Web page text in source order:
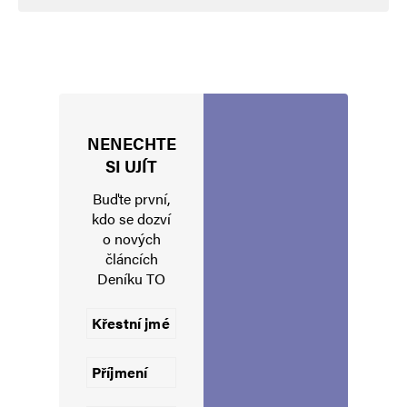
NENECHTE
SI UJÍT
Buďte první,
kdo se dozví
o nových
článcích
Deníku TO